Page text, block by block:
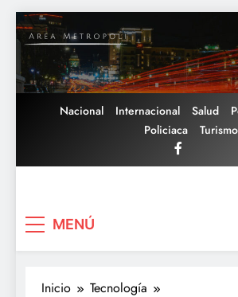
Saltar
al
contenido
Nacional Internacional Salud
Policiaca
Turismo
MENÚ
Inicio
Tecnología